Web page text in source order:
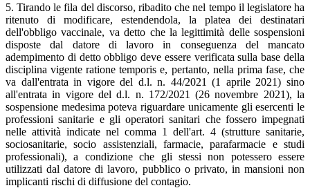
5. Tirando le fila del discorso, ribadito che nel tempo il legislatore ha
ritenuto di modificare, estendendola, la platea dei destinatari
dell'obbligo vaccinale, va detto che la legittimità delle sospensioni
disposte dal datore di lavoro in conseguenza del mancato
adempimento di detto obbligo deve essere verificata sulla base della
disciplina vigente ratione temporis e, pertanto, nella prima fase, che
va dall'entrata in vigore del d.l. n. 44/2021 (1 aprile 2021) sino
all'entrata in vigore del d.l. n. 172/2021 (26 novembre 2021), la
sospensione medesima poteva riguardare unicamente gli esercenti le
professioni sanitarie e gli operatori sanitari che fossero impegnati
nelle attività indicate nel comma 1 dell'art. 4 (strutture sanitarie,
sociosanitarie, socio assistenziali, farmacie, parafarmacie e studi
professionali), a condizione che gli stessi non potessero essere
utilizzati dal datore di lavoro, pubblico o privato, in mansioni non
implicanti rischi di diffusione del contagio.